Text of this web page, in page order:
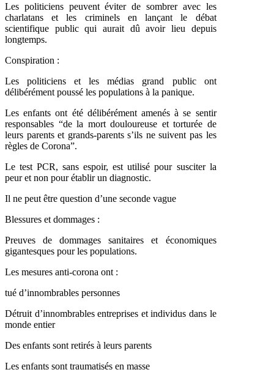
Les politiciens peuvent éviter de sombrer avec les
charlatans et les criminels en lançant le débat
scientifique public qui aurait dû avoir lieu depuis
longtemps.
Conspiration :
Les politiciens et les médias grand public ont
délibérément poussé les populations à la panique.
Les enfants ont été délibérément amenés à se sentir
responsables “de la mort douloureuse et torturée de
leurs parents et grands-parents s’ils ne suivent pas les
règles de Corona”.
Le test PCR, sans espoir, est utilisé pour susciter la
peur et non pour établir un diagnostic.
Il ne peut être question d’une seconde vague
Blessures et dommages :
Preuves de dommages sanitaires et économiques
gigantesques pour les populations.
Les mesures anti-corona ont :
tué d’innombrables personnes
Détruit d’innombrables entreprises et individus dans le
monde entier
Des enfants sont retirés à leurs parents
Les enfants sont traumatisés en masse